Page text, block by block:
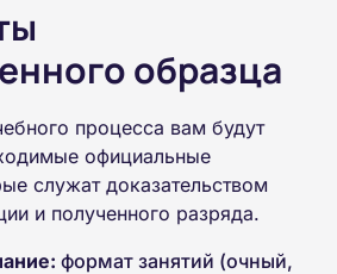
образца
процесса вам будут
официальные
служат доказательством
и полученного разряда.
формат занятий (очный,